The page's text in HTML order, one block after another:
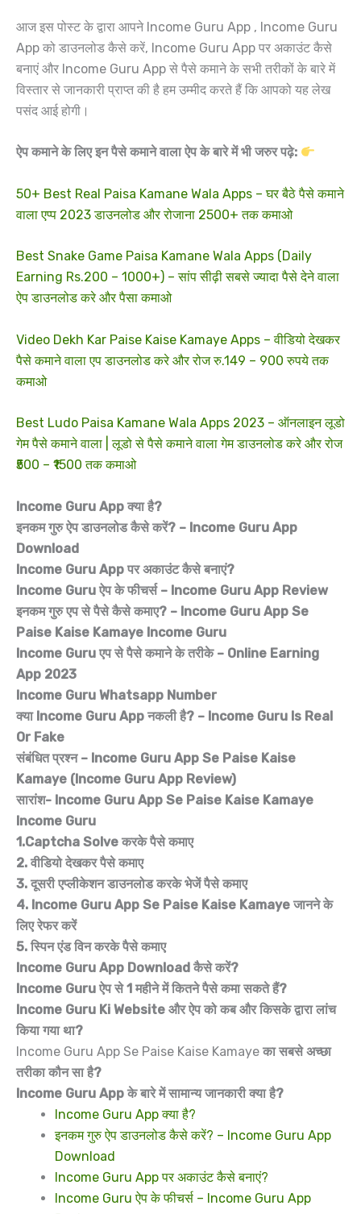
आज इस पोस्ट के द्वारा आपने Income Guru App , Income Guru
App को डाउनलोड कैसे करें, Income Guru App पर अकाउंट कैसे
बनाएं और Income Guru App से पैसे कमाने के सभी तरीकों के बारे में
विस्तार से जानकारी प्राप्त की है हम उम्मीद करते हैं कि आपको यह लेख
पसंद आई होगी।
ऐप कमाने के लिए इन पैसे कमाने वाला ऐप के बारे में भी जरुर पढ़े:
50+ Best Real Paisa Kamane Wala Apps – घर बैठे पैसे कमाने
वाला एप्प 2023 डाउनलोड और रोजाना 2500+ तक कमाओ
Best Snake Game Paisa Kamane Wala Apps (Daily
Earning Rs.200 – 1000+) – सांप सीढ़ी सबसे ज्यादा पैसे देने वाला
ऐप डाउनलोड करे और पैसा कमाओ
Video Dekh Kar Paise Kaise Kamaye Apps – वीडियो देखकर
पैसे कमाने वाला एप डाउनलोड करे और रोज रु.149 – 900 रुपये तक
कमाओ
Best Ludo Paisa Kamane Wala Apps 2023 – ऑनलाइन लूडो
गेम पैसे कमाने वाला | लूडो से पैसे कमाने वाला गेम डाउनलोड करे और रोज
₹500 – ₹1500 तक कमाओ
Income Guru App क्या है?
इनकम गुरु ऐप डाउनलोड कैसे करें? – Income Guru App
Download
Income Guru App पर अकाउंट कैसे बनाएं?
Income Guru ऐप के फीचर्स – Income Guru App Review
इनकम गुरु एप से पैसे कैसे कमाए? – Income Guru App Se
Paise Kaise Kamaye Income Guru
Income Guru एप से पैसे कमाने के तरीके – Online Earning
App 2023
Income Guru Whatsapp Number
क्या Income Guru App नकली है? – Income Guru Is Real
Or Fake
संबंधित प्रश्न – Income Guru App Se Paise Kaise
Kamaye (Income Guru App Review)
सारांश- Income Guru App Se Paise Kaise Kamaye
Income Guru
1.Captcha Solve करके पैसे कमाए
2. वीडियो देखकर पैसे कमाए
3. दूसरी एप्लीकेशन डाउनलोड करके भेजें पैसे कमाए
4. Income Guru App Se Paise Kaise Kamaye जानने के
लिए रेफर करें
5. स्पिन एंड विन करके पैसे कमाए
Income Guru App Download कैसे करें?
Income Guru ऐप से 1 महीने में कितने पैसे कमा सकते हैं?
Income Guru Ki Website और ऐप को कब और किसके द्वारा लांच
किया गया था?
Income Guru App Se Paise Kaise Kamaye का सबसे अच्छा
तरीका कौन सा है?
Income Guru App के बारे में सामान्य जानकारी क्या है?
Income Guru App क्या है?
इनकम गुरु ऐप डाउनलोड कैसे करें? – Income Guru App
Download
Income Guru App पर अकाउंट कैसे बनाएं?
Income Guru ऐप के फीचर्स – Income Guru App